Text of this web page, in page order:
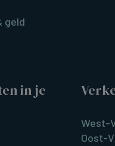
geld
in je
West-
Oost-